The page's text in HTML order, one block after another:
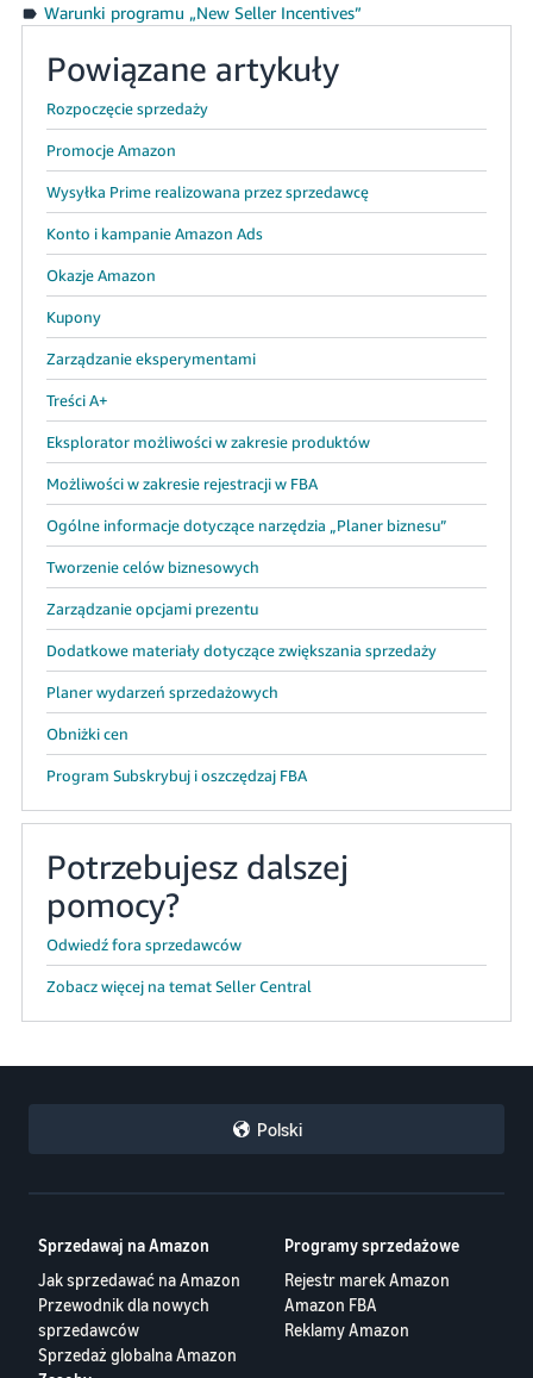
Warunki programu „New Seller Incentives”
Powiązane artykuły
Rozpoczęcie sprzedaży
Promocje Amazon
Wysyłka Prime realizowana przez sprzedawcę
Konto i kampanie Amazon Ads
Okazje Amazon
Kupony
Zarządzanie eksperymentami
Treści A+
Eksplorator możliwości w zakresie produktów
Możliwości w zakresie rejestracji w FBA
Ogólne informacje dotyczące narzędzia „Planer biznesu”
Tworzenie celów biznesowych
Zarządzanie opcjami prezentu
Dodatkowe materiały dotyczące zwiększania sprzedaży
Planer wydarzeń sprzedażowych
Obniżki cen
Program Subskrybuj i oszczędzaj FBA
Potrzebujesz dalszej
pomocy?
Odwiedź fora sprzedawców
Zobacz więcej na temat Seller Central
Polski
Sprzedawaj na Amazon
Jak sprzedawać na Amazon
Przewodnik dla nowych
sprzedawców
Sprzedaż globalna Amazon
Programy sprzedażowe
Rejestr marek Amazon
Amazon FBA
Reklamy Amazon